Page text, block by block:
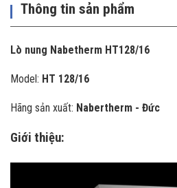
Thông tin sản phẩm
Lò nung Nabetherm HT128/16
Model: HT 128/16
Hãng sản xuất: Nabertherm - Đức
Giới thiệu: